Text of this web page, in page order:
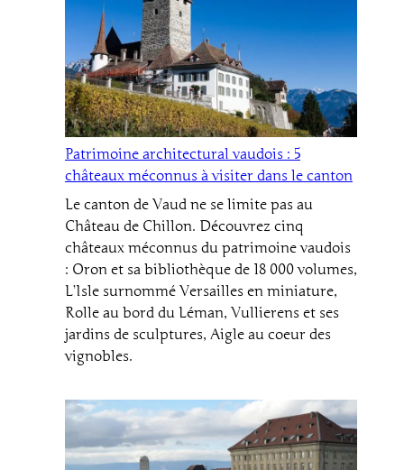
Patrimoine architectural vaudois : 5
châteaux méconnus à visiter dans le canton
Le canton de Vaud ne se limite pas au
Château de Chillon. Découvrez cinq
châteaux méconnus du patrimoine vaudois
: Oron et sa bibliothèque de 18 000 volumes,
L’Isle surnommé Versailles en miniature,
Rolle au bord du Léman, Vullierens et ses
jardins de sculptures, Aigle au coeur des
vignobles.